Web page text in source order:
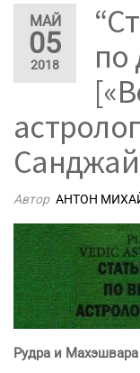
МАЙ
05
2018
Санджай
Автор АНТОН
Рудра и Махэшвара